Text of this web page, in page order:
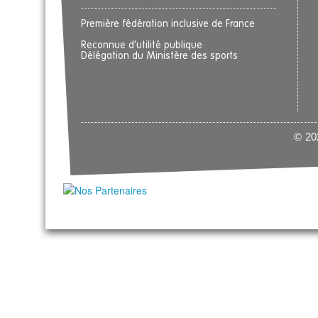
Première fédération inclusive de France
Reconnue d’utilité publique
Délégation du Ministère des sports
©